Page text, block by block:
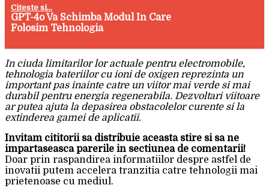
Citeste si...
GPT-4o Va Schimba Modul In Care
Folosim Tehnologia
In ciuda limitarilor lor actuale pentru electromobile,
tehnologia bateriilor cu ioni de oxigen reprezinta un
important pas inainte catre un viitor mai verde si mai
durabil pentru energia regenerabila. Dezvoltari viitoare
ar putea ajuta la depasirea obstacolelor curente si la
extinderea gamei de aplicatii.
Invitam cititorii sa distribuie aceasta stire si sa ne
impartaseasca parerile in sectiunea de comentarii!
Doar prin raspandirea informatiilor despre astfel de
inovatii putem accelera tranzitia catre tehnologii mai
prietenoase cu mediul.